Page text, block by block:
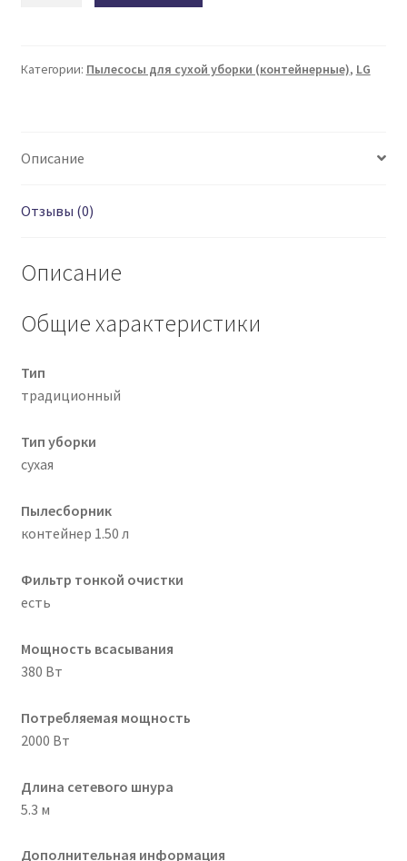
VK76A02RNDB
Категории: Пылесосы для сухой уборки (контейнерные), LG
Описание
Отзывы (0)
Описание
Общие характеристики
Тип
традиционный
Тип уборки
сухая
Пылесборник
контейнер 1.50 л
Фильтр тонкой очистки
есть
Мощность всасывания
380 Вт
Потребляемая мощность
2000 Вт
Длина сетевого шнура
5.3 м
Дополнительная информация